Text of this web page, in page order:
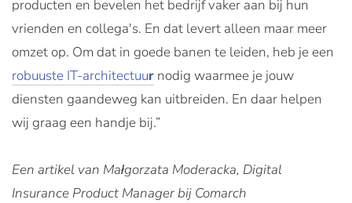
producten en bevelen het bedrijf vaker aan bij hun
vrienden en collega's. En dat levert alleen maar meer
omzet op. Om dat in goede banen te leiden, heb je een
robuuste IT-architectuur nodig waarmee je jouw
diensten gaandeweg kan uitbreiden. En daar helpen
wij graag een handje bij.”
Een artikel van Małgorzata Moderacka, Digital
Insurance Product Manager bij Comarch